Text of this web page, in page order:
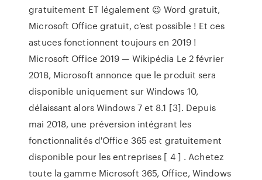
gratuitement ET légalement 😉 Word gratuit,
Microsoft Office gratuit, c’est possible ! Et ces
astuces fonctionnent toujours en 2019 !
Microsoft Office 2019 — Wikipédia Le 2 février
2018, Microsoft annonce que le produit sera
disponible uniquement sur Windows 10,
délaissant alors Windows 7 et 8.1 [3]. Depuis
mai 2018, une préversion intégrant les
fonctionnalités d'Office 365 est gratuitement
disponible pour les entreprises [ 4 ] . Achetez
toute la gamme Microsoft 365, Office, Windows